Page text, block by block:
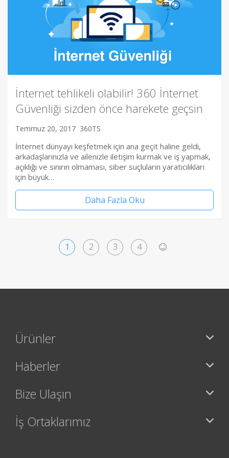
İnternet tehlikeli olabilir! 360 İnternet
Güvenliği sizden önce harekete geçsin
Temmuz 20, 2017 360TS
İnternet dünyayı keşfetmek için ana geçit haline geldi,
arkadaşlarınızla ve ailenizle iletişim kurmak ve iş yapmak,
açıklığı ve sınırın olmaması, siber suçluların yaratıcılıkları
için büyük…
Daha Fazla Oku
1 2 3 4
Ürünler
Haberler
Bize Ulaşın
İş Ortaklarımız